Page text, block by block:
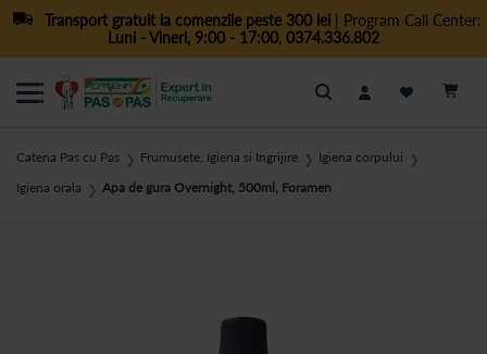
Transport gratuit la comenzile peste 300 lei| Program Call Center:
Luni - Vineri, 9:00 - 17:00, 0374.336.802
Cautare
Catena Pas cu Pas ❯ Frumusete, Igiena si Ingrijire ❯ Igiena corpului ❯
Igiena orala ❯ Apa de gura Overnight, 500ml, Foramen